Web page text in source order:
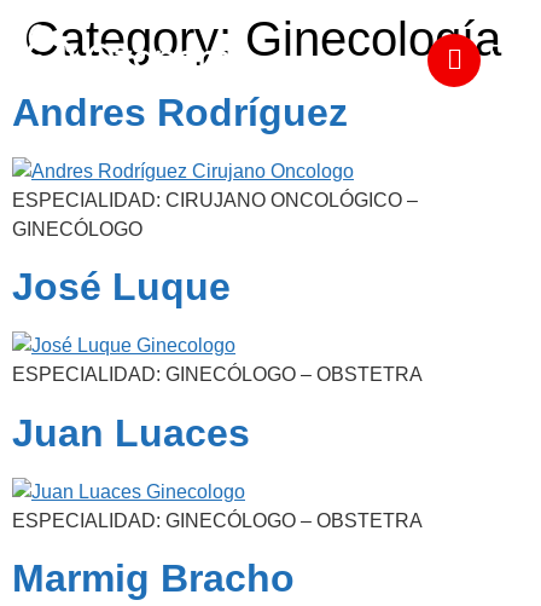
Category: Ginecología
Andres Rodríguez
ESPECIALIDAD: CIRUJANO ONCOLÓGICO –
GINECÓLOGO
José Luque
ESPECIALIDAD: GINECÓLOGO – OBSTETRA
Juan Luaces
ESPECIALIDAD: GINECÓLOGO – OBSTETRA
Marmig Bracho